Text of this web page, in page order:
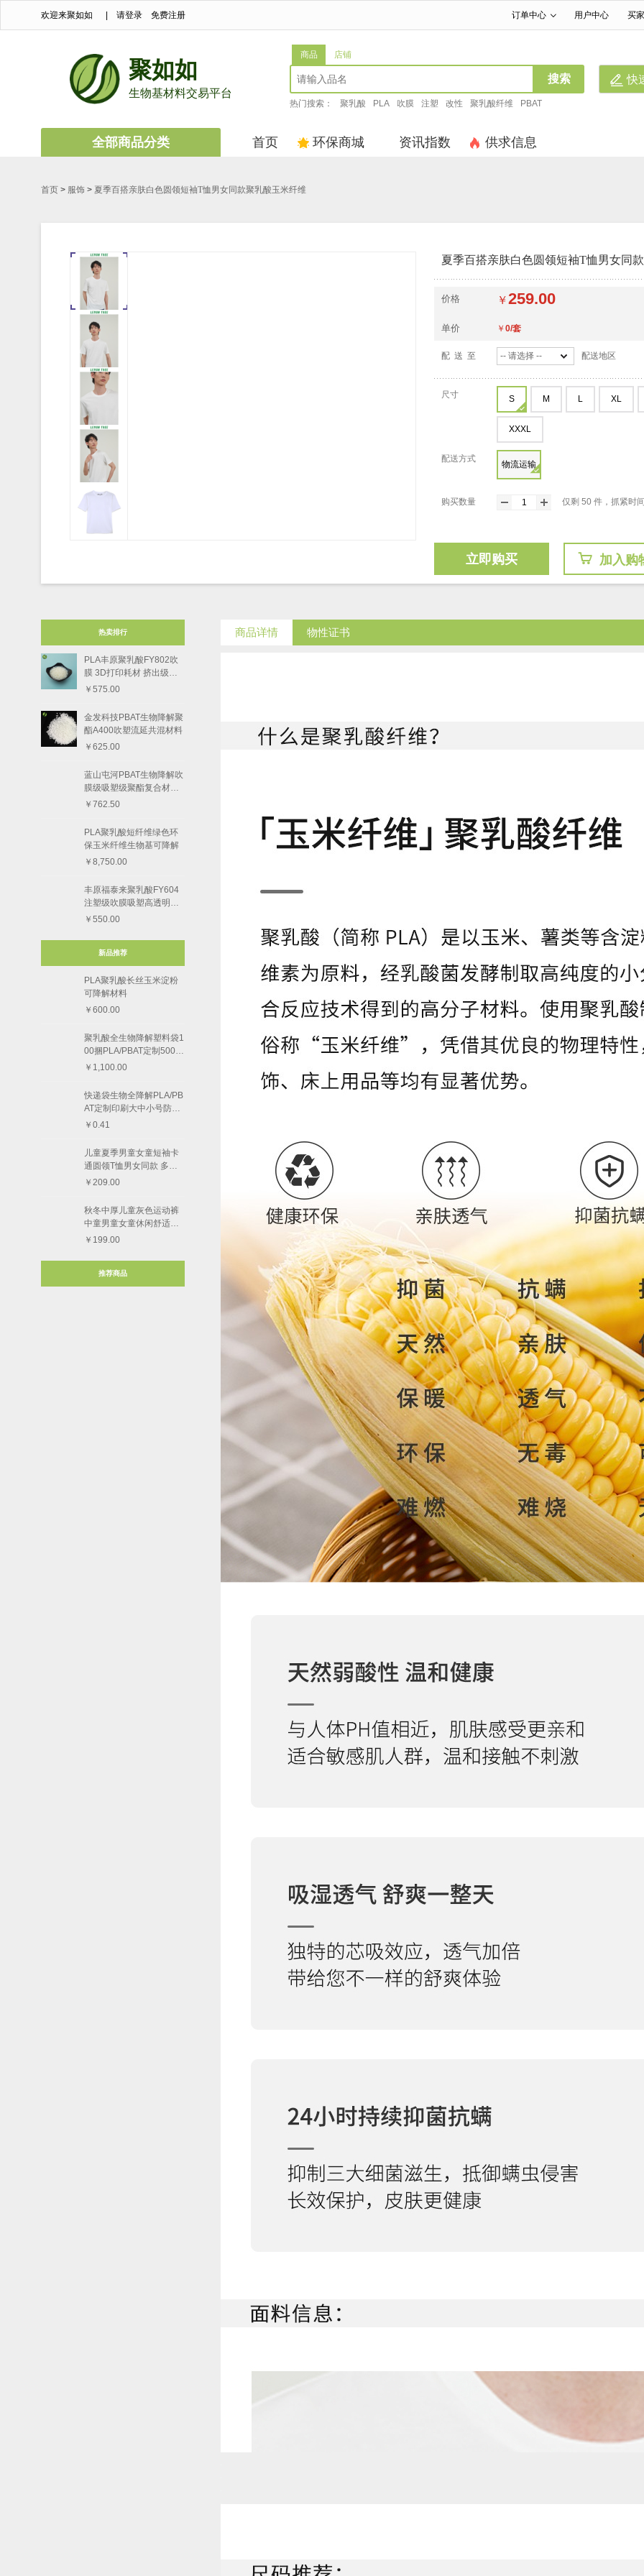
欢迎来聚如如 请登录 免费注册 订单中心 用户中心 买
聚如如
生物基材料交易平台
商品 店铺
搜索 快
热门搜索： 聚乳酸 PLA 吹膜 注塑 改性 聚乳酸纤维 PBAT
全部商品分类 首页 环保商城 资讯指数 供求信息
首页 > 服饰 > 夏季百搭亲肤白色圆领短袖T恤男女同款聚乳酸玉米纤维
夏季百搭亲肤白色圆领短袖T恤男女同
价格 ￥259.00
单价 ￥ 0/套
配 送 至 -- 请选择 -- 配送地区
尺寸 S M L XL
XXXL
配送方式
物流运输
购买数量 仅剩 50 件，抓紧时
立即购买 加入购
热卖排行
PLA丰原聚乳酸FY802吹
膜 3D打印耗材 挤出级树
脂颗粒
￥575.00
金发科技PBAT生物降解聚
酯A400吹塑流延共混材料
￥625.00
蓝山屯河PBAT生物降解吹
膜级吸塑级聚酯复合材料8
801-1
￥762.50
PLA聚乳酸短纤维绿色环
保玉米纤维生物基可降解
￥8,750.00
丰原福泰来聚乳酸FY604
注塑级吹膜吸塑高透明度
树脂颗粒
￥550.00
新品推荐
PLA聚乳酸长丝玉米淀粉
可降解材料
￥600.00
聚乳酸全生物降解塑料袋1
00捆PLA/PBAT定制5000
个
￥1,100.00
快递袋生物全降解PLA/PB
AT定制印刷大中小号防水
快递物流
￥0.41
儿童夏季男童女童短袖卡
通圆领T恤男女同款 多款
图案
￥209.00
秋冬中厚儿童灰色运动裤
中童男童女童休闲舒适束
脚长裤
￥199.00
推荐商品
商品详情 物性证书